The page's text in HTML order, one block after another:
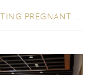
PREGNANT